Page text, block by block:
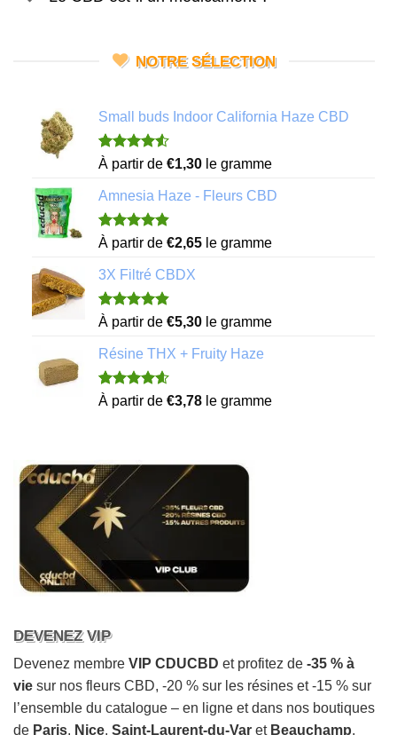
NOTRE SÉLECTION
Small buds Indoor California Haze CBD
Noté4.50
sur 5 basé
sur
4
notations
client
À partir de €1,30le gramme
Amnesia Haze - Fleurs CBD
Noté4.82
sur 5 basé
sur
11
notations
client
À partir de €2,65le gramme
3X Filtré CBDX
Noté4.86
sur 5 basé
sur
7
notations
client
À partir de €5,30le gramme
Résine THX + Fruity Haze
Noté4.57
sur 5 basé
21
À partir de €3,78le gramme
DEVENEZ VIP
Devenez membre VIP CDUCBD et profitez de -35 % à
vie sur nos fleurs CBD, -20 % sur les résines et -15 % sur
l’ensemble du catalogue – en ligne et dans nos boutiques
de Paris, Nice, Saint-Laurent-du-Var et Beauchamp.